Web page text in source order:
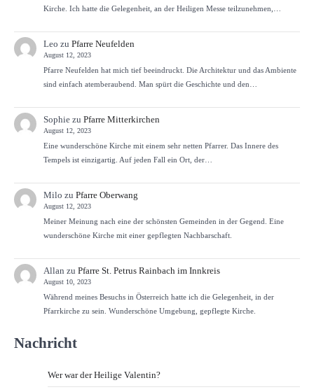
Kirche. Ich hatte die Gelegenheit, an der Heiligen Messe teilzunehmen,…
Leo zu Pfarre Neufelden
August 12, 2023
Pfarre Neufelden hat mich tief beeindruckt. Die Architektur und das Ambiente
sind einfach atemberaubend. Man spürt die Geschichte und den…
Sophiezu Pfarre Mitterkirchen
August 12, 2023
Eine wunderschöne Kirche mit einem sehr netten Pfarrer. Das Innere des
Tempels ist einzigartig. Auf jeden Fall ein Ort, der…
Milo zu Pfarre Oberwang
August 12, 2023
Meiner Meinung nach eine der schönsten Gemeinden in der Gegend. Eine
wunderschöne Kirche mit einer gepflegten Nachbarschaft.
Allan zu Pfarre St. Petrus Rainbach im Innkreis
August 10, 2023
Während meines Besuchs in Österreich hatte ich die Gelegenheit, in der
Pfarrkirche zu sein. Wunderschöne Umgebung, gepflegte Kirche.
Nachricht
Wer war der Heilige Valentin?